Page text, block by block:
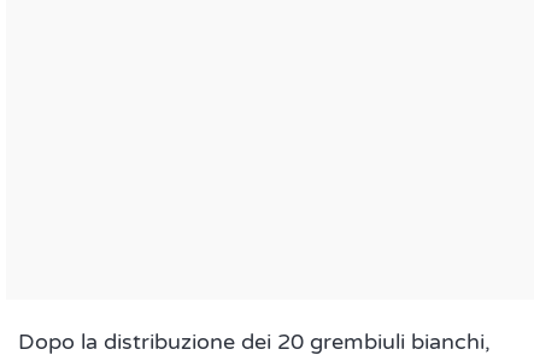
Dopo la distribuzione dei 20 grembiuli bianchi,